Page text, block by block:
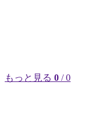
もっと見る 0 / 0